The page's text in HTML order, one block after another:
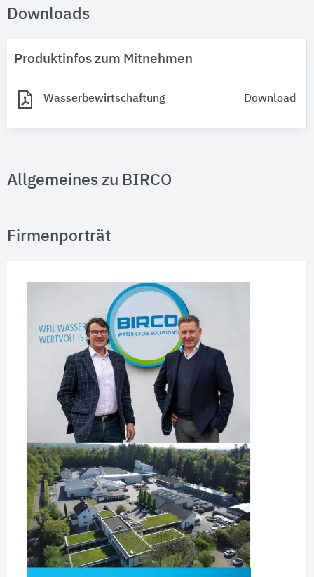
Downloads
Produktinfos zum Mitnehmen
Wasserbewirtschaftung Download
Allgemeines zu BIRCO
Firmenporträt